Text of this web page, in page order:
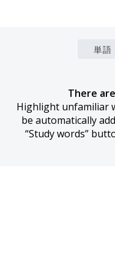
単語
There
Highlight unfamiliar
be automatically
“Study words”